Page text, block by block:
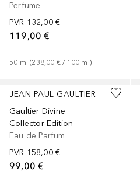
Perfume
PVR 132,00 €
119,00 €
50 ml (238,00 € / 100 ml )
JEAN PAUL GAULTIER
Gaultier Divine
Collector Edition
Eau de Parfum
PVR 158,00 €
99,00 €